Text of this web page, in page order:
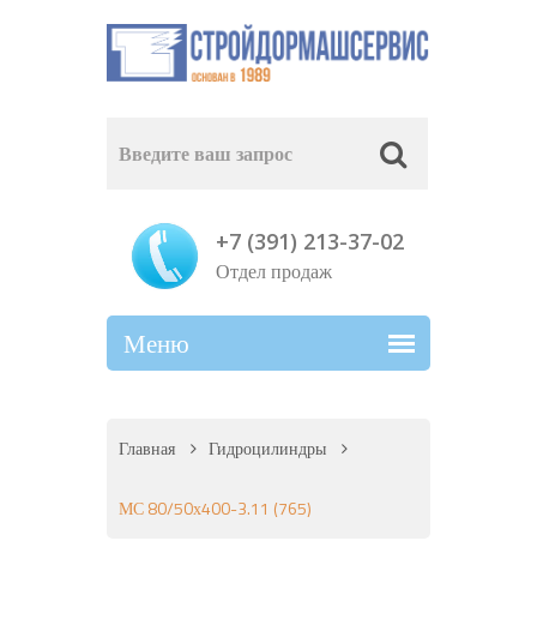
+7 (391) 213-37-02
Отдел продаж
Главная Гидроцилиндры
МС 80/50х400-3.11 (765)